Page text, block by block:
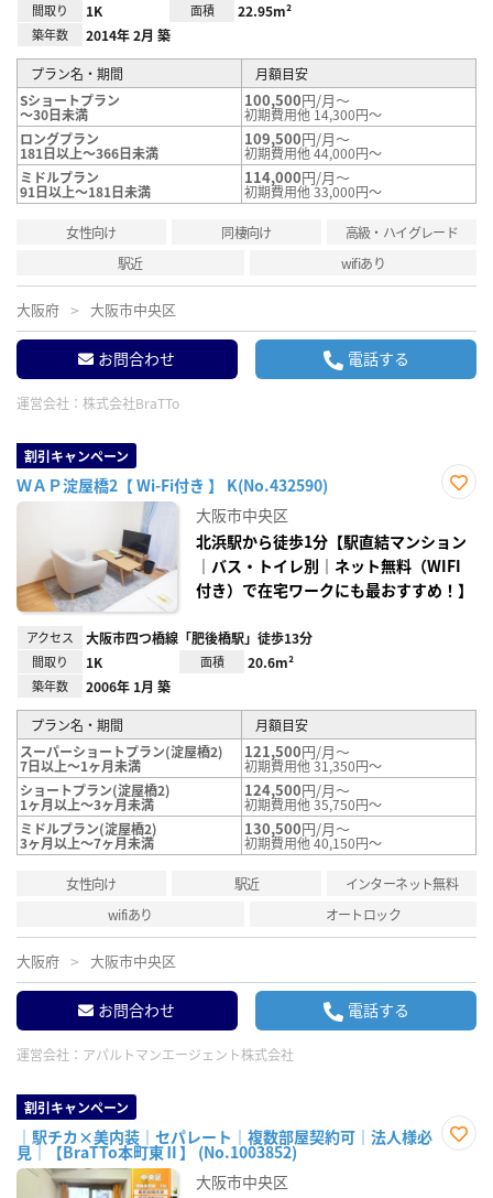
間取り 1K 面積 22.95m²
築年数 2014年 2月 築
プラン名・期間
月額目安
Sショートプラン
～30日未満
100,500円/月～
初期費用他 14,300円～
ロングプラン
181日以上～366日未満
109,500円/月～
初期費用他 44,000円～
ミドルプラン
91日以上～181日未満
114,000円/月～
初期費用他 33,000円～
女性向け 同棲向け
高級・ハイグレード
駅近
wifiあり
大阪府 大阪市中央区
お問合わせ 電話する
運営会社： 株式会社BraTTo
割引キャンペーン
ＷＡＰ淀屋橋2【 Wi-Fi付き 】 K(No.432590)
り登
録
大阪市中央区
北浜駅から徒歩1分【駅直結マンション
｜バス・トイレ別｜ネット無料（WIFI
付き）で在宅ワークにも最おすすめ！】
アクセス 大阪市四つ橋線「肥後橋駅」徒歩13分
間取り 1K 面積 20.6m²
築年数 2006年 1月 築
プラン名・期間
月額目安
スーパーショートプラン(淀屋橋2)
7日以上～1ヶ月未満
121,500円/月～
初期費用他 31,350円～
ショートプラン(淀屋橋2)
1ヶ月以上～3ヶ月未満
124,500円/月～
初期費用他 35,750円～
ミドルプラン(淀屋橋2)
3ヶ月以上～7ヶ月未満
130,500円/月～
初期費用他 40,150円～
女性向け 駅近
インターネット無料
wifiあり
オートロック
大阪府 大阪市中央区
お問合わせ 電話する
運営会社： アパルトマンエージェント株式会社
割引キャンペーン
｜駅チカ×美内装｜セパレート｜複数部屋契約可｜法人様必
見｜【BraTTo本町東Ⅱ】 (No.1003852)
大阪市中央区